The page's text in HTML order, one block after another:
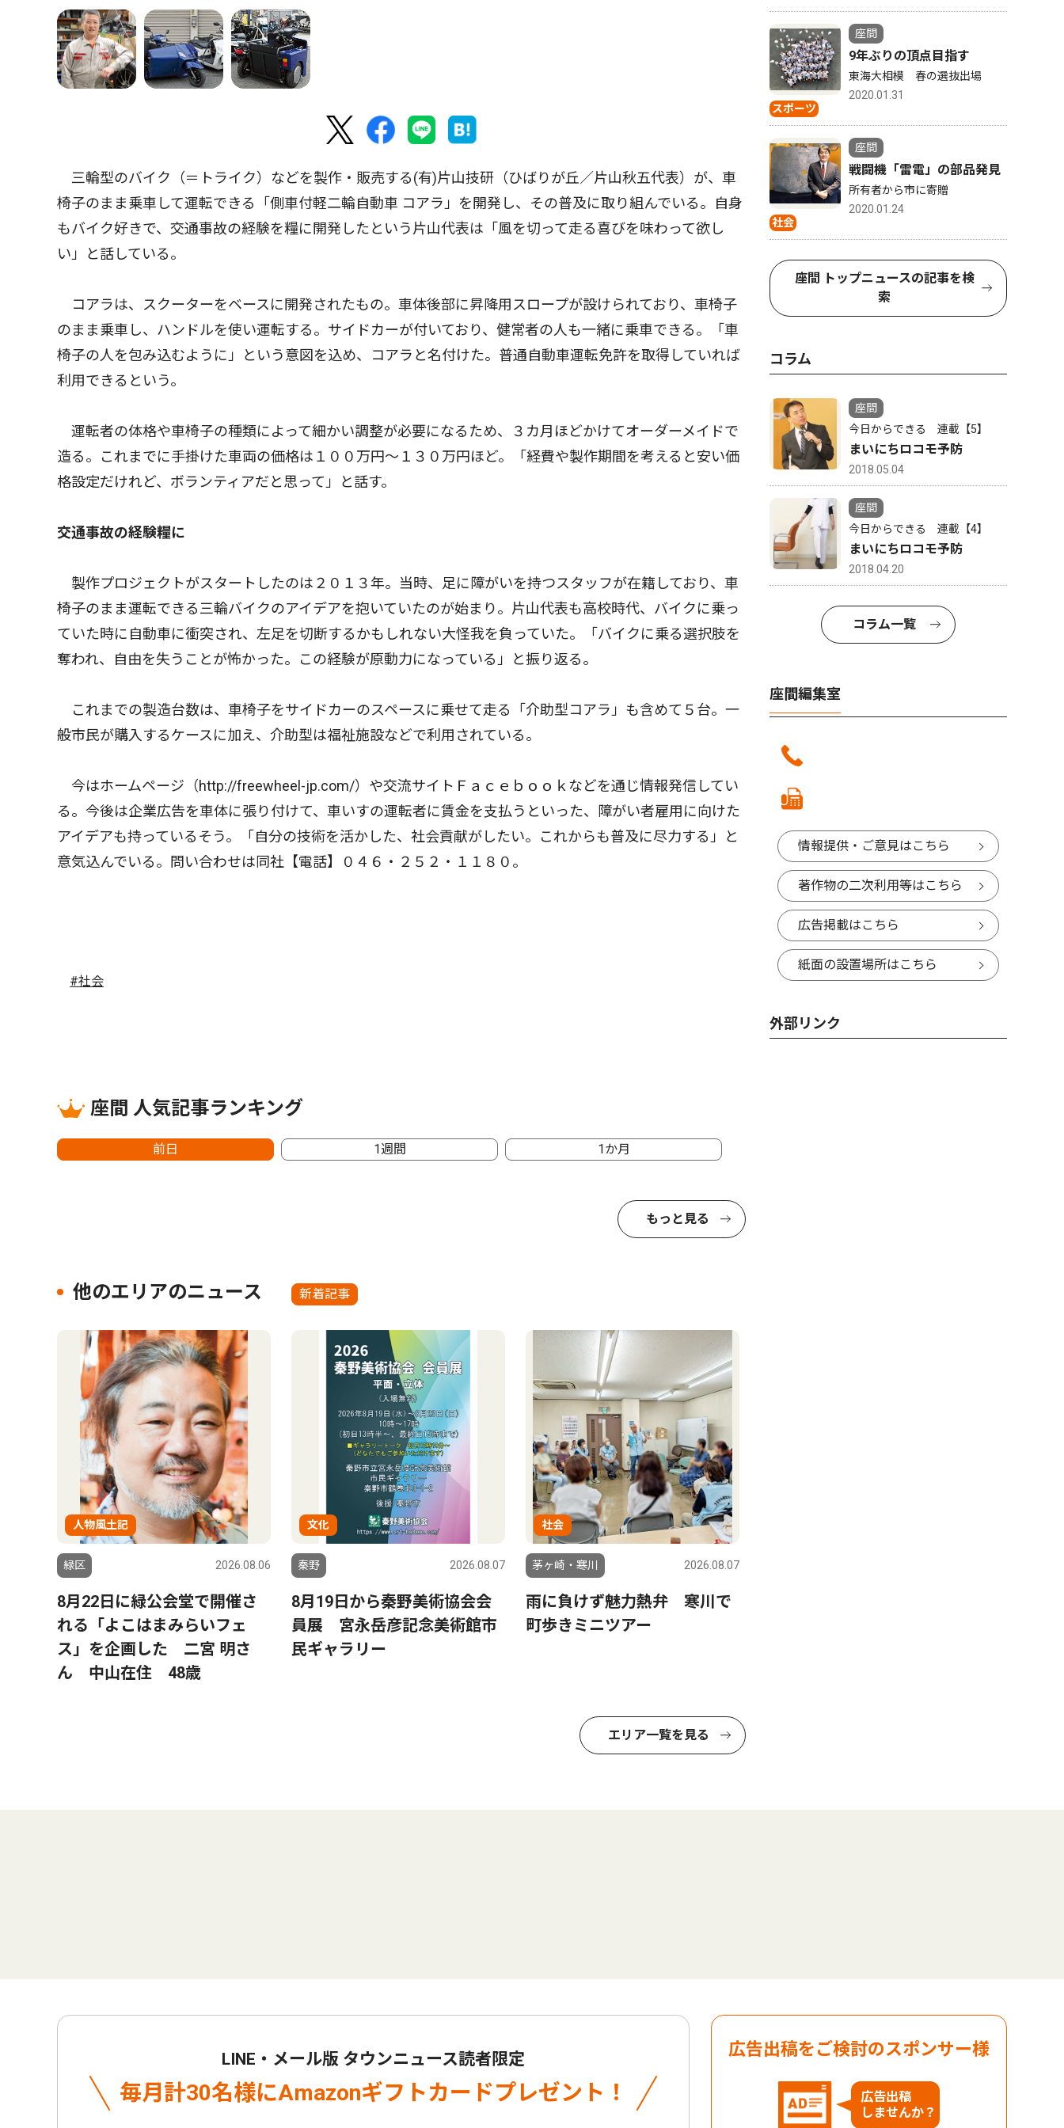
三輪型のバイク（＝トライク）などを製作・販売する(有)片山技研（ひばりが丘／片山秋五代表）が、車
椅子のまま乗車して運転できる「側車付軽二輪自動車 コアラ」を開発し、その普及に取り組んでいる。自身
もバイク好きで、交通事故の経験を糧に開発したという片山代表は「風を切って走る喜びを味わって欲し
い」と話している。
コアラは、スクーターをベースに開発されたもの。車体後部に昇降用スロープが設けられており、車椅子
のまま乗車し、ハンドルを使い運転する。サイドカーが付いており、健常者の人も一緒に乗車できる。「車
椅子の人を包み込むように」という意図を込め、コアラと名付けた。普通自動車運転免許を取得していれば
利用できるという。
運転者の体格や車椅子の種類によって細かい調整が必要になるため、３カ月ほどかけてオーダーメイドで
造る。これまでに手掛けた車両の価格は１００万円〜１３０万円ほど。「経費や製作期間を考えると安い価
格設定だけれど、ボランティアだと思って」と話す。
交通事故の経験糧に
製作プロジェクトがスタートしたのは２０１３年。当時、足に障がいを持つスタッフが在籍しており、車
椅子のまま運転できる三輪バイクのアイデアを抱いていたのが始まり。片山代表も高校時代、バイクに乗っ
ていた時に自動車に衝突され、左足を切断するかもしれない大怪我を負っていた。「バイクに乗る選択肢を
奪われ、自由を失うことが怖かった。この経験が原動力になっている」と振り返る。
これまでの製造台数は、車椅子をサイドカーのスペースに乗せて走る「介助型コアラ」も含めて５台。一
般市民が購入するケースに加え、介助型は福祉施設などで利用されている。
今はホームページ（http://freewheel-jp.com/）や交流サイトＦａｃｅｂｏｏｋなどを通じ情報発信してい
る。今後は企業広告を車体に張り付けて、車いすの運転者に賃金を支払うといった、障がい者雇用に向けた
アイデアも持っているそう。「自分の技術を活かした、社会貢献がしたい。これからも普及に尽力する」と
意気込んでいる。問い合わせは同社【電話】０４６・２５２・１１８０。
#社会
座間 人気記事ランキング
前日 1週間 1か月
もっと見る
他のエリアのニュース 新着記事
人物風土記
緑区 2026.08.06
8月22日に緑公会堂で開催さ
れる「よこはまみらいフェ
ス」を企画した 二宮 明さ
ん 中山在住 48歳
文化
秦野 2026.08.07
8月19日から秦野美術協会会
員展 宮永岳彦記念美術館市
民ギャラリー
社会
茅ヶ崎・寒川 2026.08.07
雨に負けず魅力熱弁 寒川で
町歩きミニツアー
エリア一覧を見る
スポーツ
座間
9年ぶりの頂点目指す
東海大相模 春の選抜出場
2020.01.31
社会
座間
戦闘機「雷電」の部品発見
所有者から市に寄贈
2020.01.24
座間 トップニュースの記事を検
索
コラム
座間
今日からできる 連載【5】
まいにちロコモ予防
2018.05.04
座間
今日からできる 連載【4】
まいにちロコモ予防
2018.04.20
コラム一覧
座間編集室
情報提供・ご意見はこちら
著作物の二次利用等はこちら
広告掲載はこちら
紙面の設置場所はこちら
外部リンク
LINE・メール版 タウンニュース読者限定
毎月計30名様にAmazonギフトカードプレゼント！
広告出稿をご検討のスポンサー様
広告出稿
しませんか？